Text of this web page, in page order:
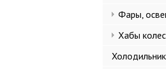
Фары,
Хабы